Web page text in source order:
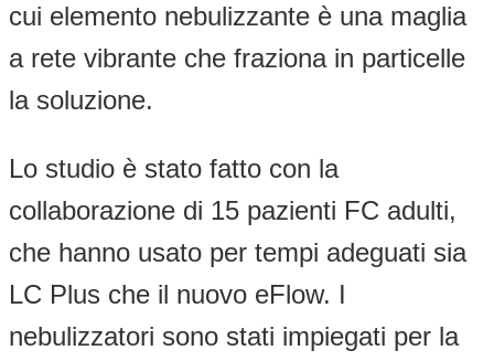
cui elemento nebulizzante è una maglia
a rete vibrante che fraziona in particelle
la soluzione.
Lo studio è stato fatto con la
collaborazione di 15 pazienti FC adulti,
che hanno usato per tempi adeguati sia
LC Plus che il nuovo eFlow. I
nebulizzatori sono stati impiegati per la